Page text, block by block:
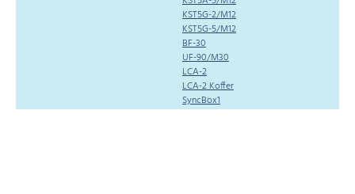
KST5G-2/M12
KST5G-5/M12
BF-30
UF-90/M30
LCA-2
LCA-2 Koffer
SyncBox1